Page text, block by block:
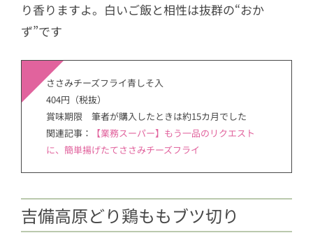
り香りますよ。白いご飯と相性は抜群の“おか
ず”です
ささみチーズフライ青しそ入
404円（税抜）
賞味期限 筆者が購入したときは約15カ月でした
関連記事：
【業務スーパー】もう一品のリクエスト
に、簡単揚げたてささみチーズフライ
吉備高原どり鶏ももブツ切り